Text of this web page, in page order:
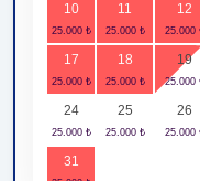
10 11 12
17 18 19
24 25 26
31